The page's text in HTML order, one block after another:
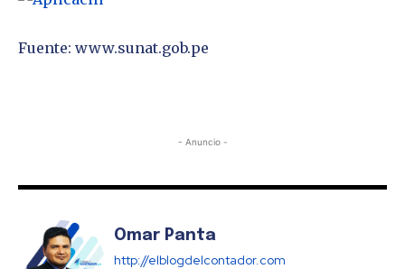
Fuente: www.sunat.gob.pe
- Anuncio -
Omar Panta
http://elblogdelcontador.com